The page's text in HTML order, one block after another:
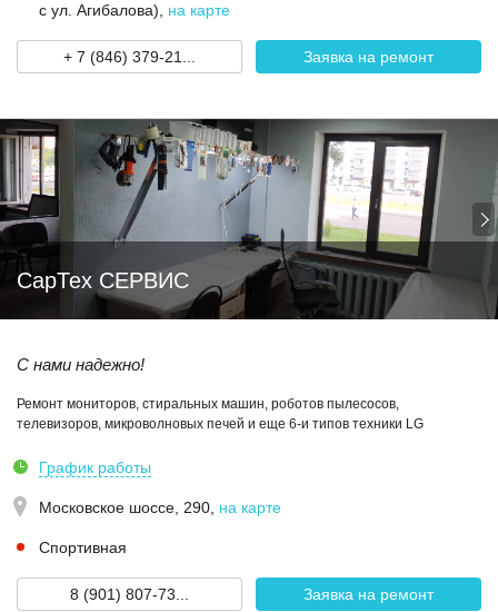
с ул. Агибалова)
на карте
+ 7 (846) 379-21... Заявка на ремонт
СарТех СЕРВИС
С нами надежно!
Ремонт мониторов, стиральных машин, роботов пылесосов,
телевизоров, микроволновых печей и еще 6-и типов техники LG
График работы
Московское шоссе, 290 на карте
Спортивная
8 (901) 807-73... Заявка на ремонт